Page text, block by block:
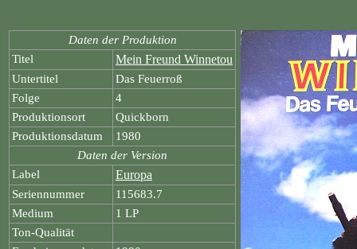
Daten der Produktion
Titel
Mein Freund Winnetou
Untertitel
Das Feuerroß
Folge
4
Produktionsort
Quickborn
Produktionsdatum
1980
Daten der Version
Label
Europa
Seriennummer
115683.7
Medium
1 LP
Ton-Qualität